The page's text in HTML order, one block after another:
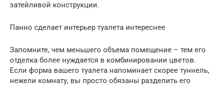
затейливой конструкции.
Панно сделает интерьер туалета интереснее
Запомните, чем меньшего объема помещение – тем его
отделка более нуждается в комбинировании цветов.
Если форма вашего туалета напоминает скорее туннель,
нежели комнату, вы просто обязаны разделить его